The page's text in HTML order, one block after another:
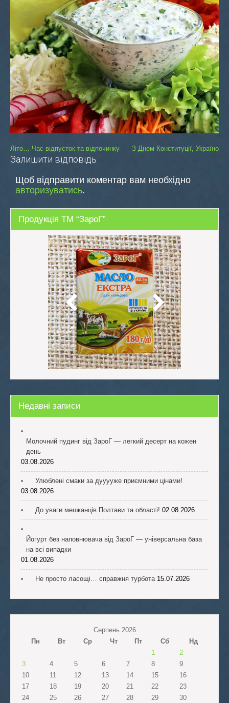
Навігація
записів
Літо… Час відпусток та відпочинку З Днем Конституції, Україно
Залишити відповідь
Щоб відправити коментар вам необхідно
авторизуватись.
Продукція ТМ “ЗароГ”
Недавні записи
Молочний пудинг від ЗароГ — легкий десерт на кожен
день
03.08.2026
Улюблені смаки за дууууже приємними цінами!
03.08.2026
До уваги мешканців Полтави та області! 02.08.2026
Йогурт без наповнювача від ЗароГ — універсальна база
на всі випадки
01.08.2026
Не просто ласощі… справжня турбота 15.07.2026
Серпень 2026
Пн
Вт Ср Чт Пт Сб
Нд
1
2
3
4 5 6 7 8
9
10
11 12 13 14 15
16
17
18 19 20 21 22
23
24
25 26 27 28 29
30